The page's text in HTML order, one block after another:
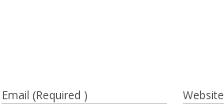
Email (Required ) Website